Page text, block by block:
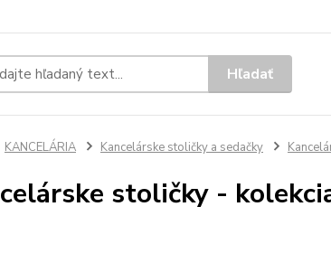
Hľadať
KANCELÁRIA Kancelárske stoličky a sedačky
stoličky -